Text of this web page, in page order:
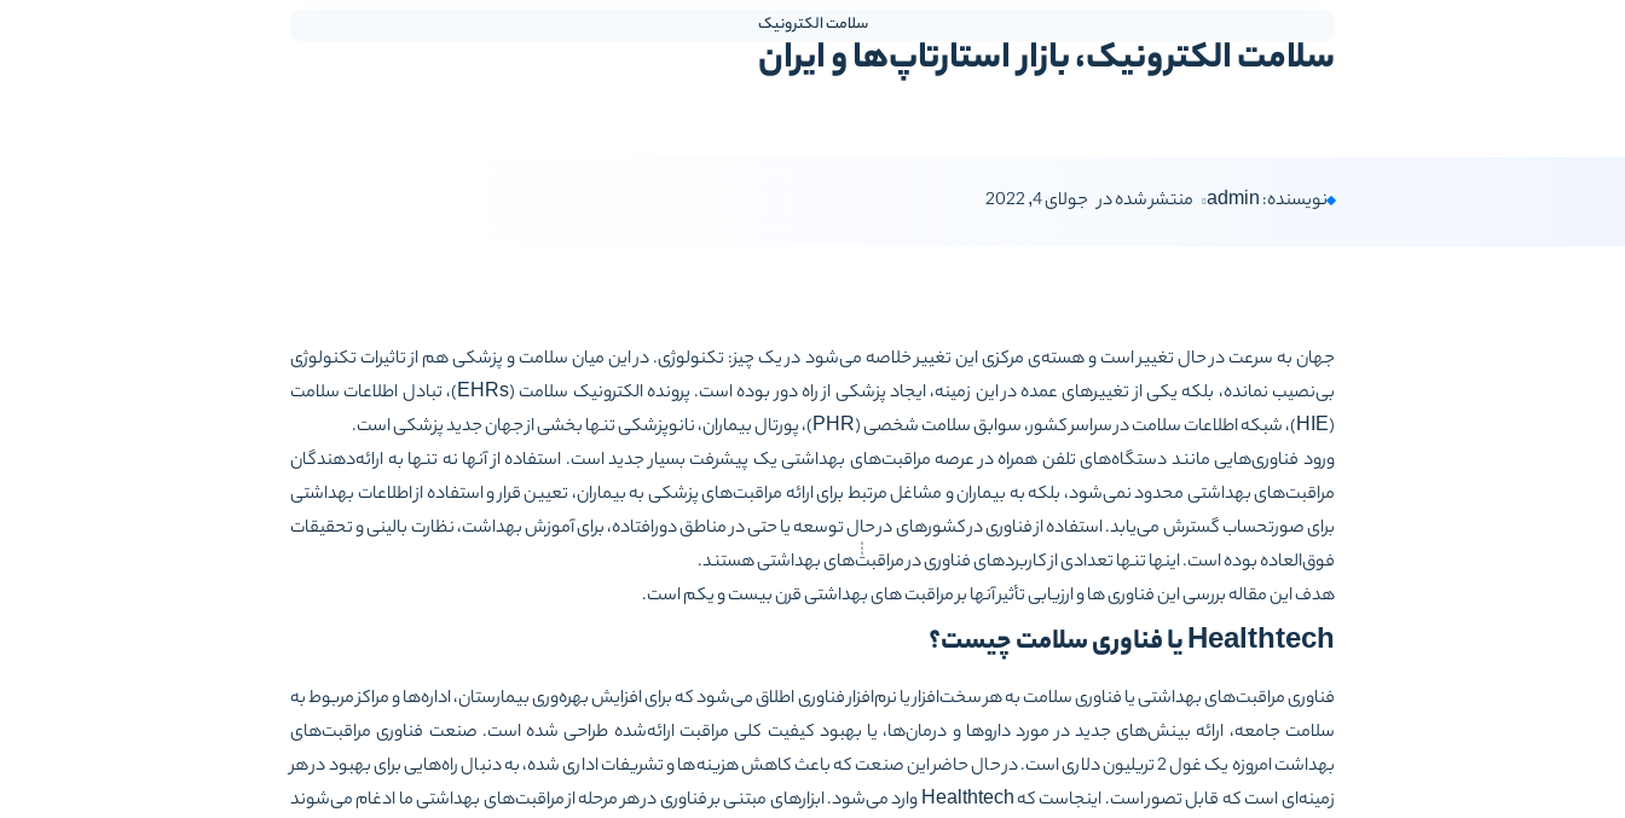
سلامت الکترونیک
سلامت الکترونیک، بازار استارتاپ‌ها و ایران
منتشر شده در جولای 4, 2022 نویسنده: admin
جهان به سرعت در حال تغییر است و هسته‌ی مرکزی این تغییر خلاصه می‌شود در یک چیز: تکنولوژی. در این میان سلامت و پزشکی هم از تاثیرات تکنولوژی
بی‌نصیب نمانده، بلکه یکی از تغییرهای عمده در این زمینه، ایجاد پزشکی از راه دور بوده است. پرونده الکترونیک سلامت (EHRs)، تبادل اطلاعات سلامت
(HIE)، شبکه اطلاعات سلامت در سراسر کشور، سوابق سلامت شخصی (PHR)، پورتال بیماران، نانوپزشکی تنها بخشی از جهان جدید پزشکی است.
ورود فناوری‌هایی مانند دستگاه‌های تلفن همراه در عرصه مراقبت‌های بهداشتی یک پیشرفت بسیار جدید است. استفاده از آنها نه تنها به ارائه‌دهندگان
مراقبت‌های بهداشتی محدود نمی‌شود، بلکه به بیماران و مشاغل مرتبط برای ارائه مراقبت‌های پزشکی به بیماران، تعیین قرار و استفاده از اطلاعات بهداشتی
برای صورتحساب گسترش می‌یابد. استفاده از فناوری در کشورهای در حال توسعه یا حتی در مناطق دورافتاده، برای آموزش بهداشت، نظارت بالینی و تحقیقات
فوق‌العاده بوده است. اینها تنها تعدادی از کاربردهای فناوری در مراقبتٰٰٰ‌های بهداشتی هستند.
هدف این مقاله بررسی این فناوری ها و ارزیابی تأثیر آنها بر مراقبت های بهداشتی قرن بیست و یکم است.
Healthtechیا فناوری سلامت چیست؟
فناوری مراقبت‌های بهداشتی یا فناوری سلامت به هر سخت‌افزار یا نرم‌افزار فناوری اطلاق می‌شود که برای افزایش بهره‌وری بیمارستان، اداره‌ها و مراکز مربوط به
سلامت جامعه، ارائه بینش‌های جدید در مورد داروها و درمان‌ها، یا بهبود کیفیت کلی مراقبت ارائه‌شده طراحی شده است. صنعت فناوری مراقبت‌های
بهداشت امروزه یک غول 2 تریلیون دلاری است. در حال حاضر این صنعت که باعث کاهش هزینه‌ها و تشریفات اداری شده، به دنبال راه‌هایی برای بهبود در هر
زمینه‌ای است که قابل تصور است. اینجاست که Healthtech وارد می‌شود. ابزارهای مبتنی بر فناوری در هر مرحله از مراقبت‌های بهداشتی ما ادغام می‌شوند